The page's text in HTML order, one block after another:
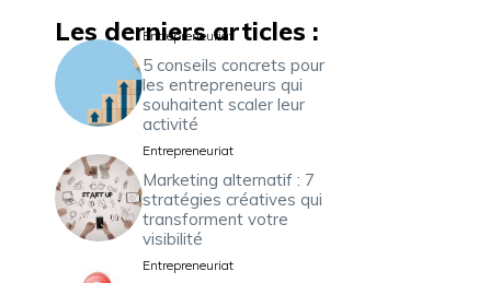
Les derniers articles :
Entrepreneuriat
5 conseils concrets pour
les entrepreneurs qui
souhaitent scaler leur
activité
Entrepreneuriat
Marketing alternatif : 7
stratégies créatives qui
transforment votre
visibilité
Entrepreneuriat